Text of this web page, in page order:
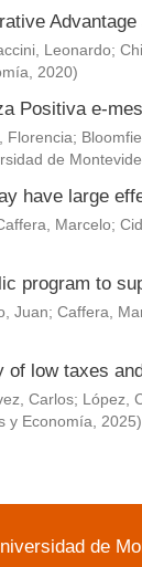
Leonardo;
, 2020)
Positiva e-
Florencia;
de
have large
Marcelo;
program to
Juan; Caffera,
of low taxes
Carlos; López,
y Economía, 2025)
de